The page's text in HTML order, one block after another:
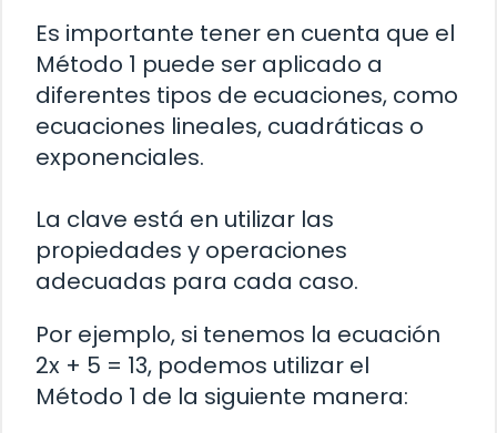
Es importante tener en cuenta que el
Método 1 puede ser aplicado a
diferentes tipos de ecuaciones, como
ecuaciones lineales, cuadráticas o
exponenciales.
La clave está en utilizar las
propiedades y operaciones
adecuadas para cada caso.
Por ejemplo, si tenemos la ecuación
2x + 5 = 13, podemos utilizar el
Método 1 de la siguiente manera: